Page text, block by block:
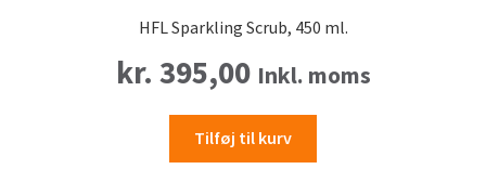
HFL Sparkling Scrub, 450 ml.
kr. 395,00 Inkl. moms
Tilføj til kurv